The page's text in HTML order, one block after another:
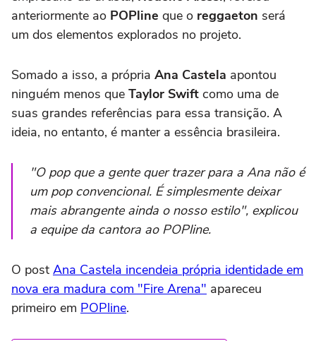
anteriormente ao POPline que o reggaeton será
um dos elementos explorados no projeto.
Somado a isso, a própria Ana Castela apontou
ninguém menos que Taylor Swift como uma de
suas grandes referências para essa transição. A
ideia, no entanto, é manter a essência brasileira.
"O pop que a gente quer trazer para a Ana não é
um pop convencional. É simplesmente deixar
mais abrangente ainda o nosso estilo", explicou
a equipe da cantora ao POPline.
O post Ana Castela incendeia própria identidade em
nova era madura com "Fire Arena" apareceu
primeiro em POPline.